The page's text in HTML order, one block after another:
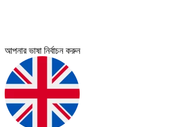
আপনার ভাষা নির্বাচন করুন